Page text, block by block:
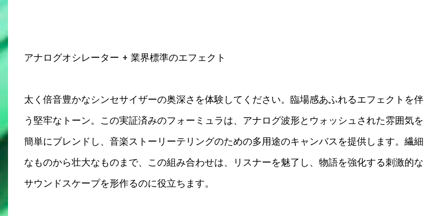
アナログオシレーター + 業界標準のエフェクト
太く倍音豊かなシンセサイザーの奥深さを体験してください。臨場感あふれるエフェクトを伴
う堅牢なトーン。この実証済みのフォーミュラは、アナログ波形とウォッシュされた雰囲気を
簡単にブレンドし、音楽ストーリーテリングのための多用途のキャンバスを提供します。繊細
なものから壮大なものまで、この組み合わせは、リスナーを魅了し、物語を強化する刺激的な
サウンドスケープを形作るのに役立ちます。